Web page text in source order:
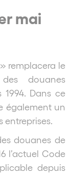
mai
remplacera le
douanes
1994. Dans ce
également un
entreprises.
douanes de
l’actuel Code
depuis